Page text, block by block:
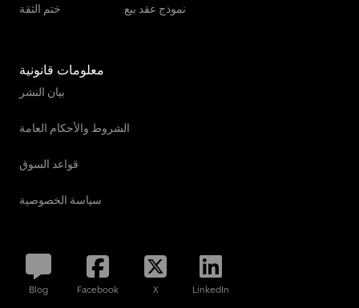
ختم الثقة نموذج عقد بيع
معلومات قانونية
بيان النشر
الشروط والأحكام العامة
قواعد السوق
سياسة الخصوصية
Blog Facebook X LinkedIn